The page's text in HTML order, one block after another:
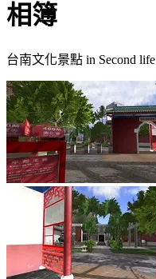
相簿
台南文化景點 in Second life